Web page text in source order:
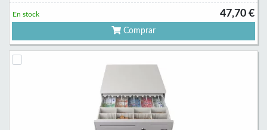
47,70 €
En stock
Comprar